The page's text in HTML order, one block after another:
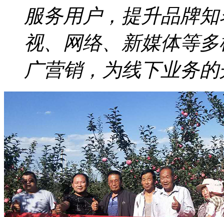
服务用户，提升品牌
视、网络、新媒体等
广营销，为线下业务